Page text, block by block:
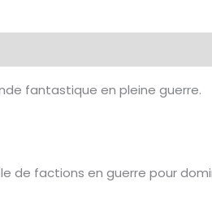
fantastique en pleine guerre.
de factions en guerre pour